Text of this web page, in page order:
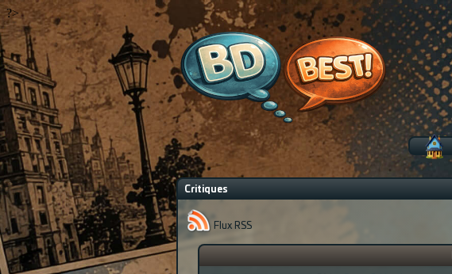
?>
Critiques
Flux RSS